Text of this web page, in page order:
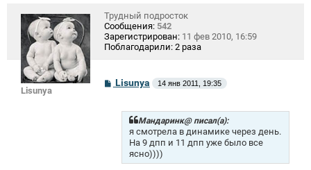
Lisunya
Трудный подросток
Сообщения: 542
Зарегистрирован: 11 фев 2010, 16:59
Поблагодарили: 2 раза
С
о
Lisunya 14 янв 2011, 19:35
Мандаринк@ писал(а):
я смотрела в динамике через день.
На 9 дпп и 11 дпп уже было все
ясно))))